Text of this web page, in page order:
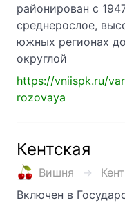
районирован с
среднерослое,
южных регионах
округлой
https://vniispk.ru/
rozovaya
Кентская
Вишня
Включен в